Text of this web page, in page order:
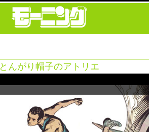
とんがり帽子のアトリエ